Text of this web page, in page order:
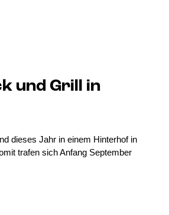
und Grill in
dieses Jahr in einem Hinterhof in
trafen sich Anfang September